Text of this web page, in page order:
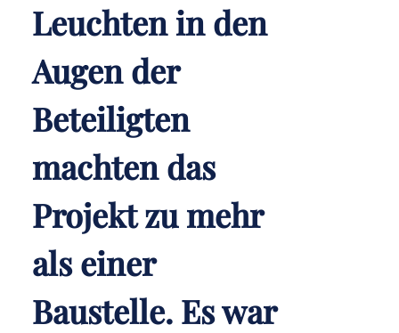
Leuchten in den
Augen der
Beteiligten
machten das
Projekt zu mehr
als einer
Baustelle. Es war